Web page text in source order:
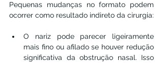
Pequenas mudanças no formato podem
ocorrer como resultado indireto da cirurgia:
O nariz pode parecer ligeiramente
mais fino ou afilado se houver redução
significativa da obstrução nasal. Isso